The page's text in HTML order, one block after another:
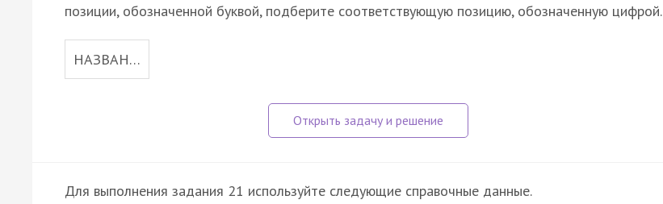
позиции, обозначенной буквой, подберите соответствующую позицию, обозначенную цифрой.
НАЗВАН…
Для выполнения задания 21 используйте следующие справочные данные.